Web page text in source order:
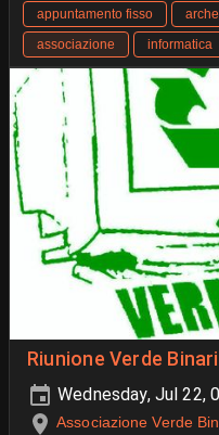
appuntamento fisso
associazione
informatica
Riunione Verde
Wednesday, Jul 22,
Associazione Verde